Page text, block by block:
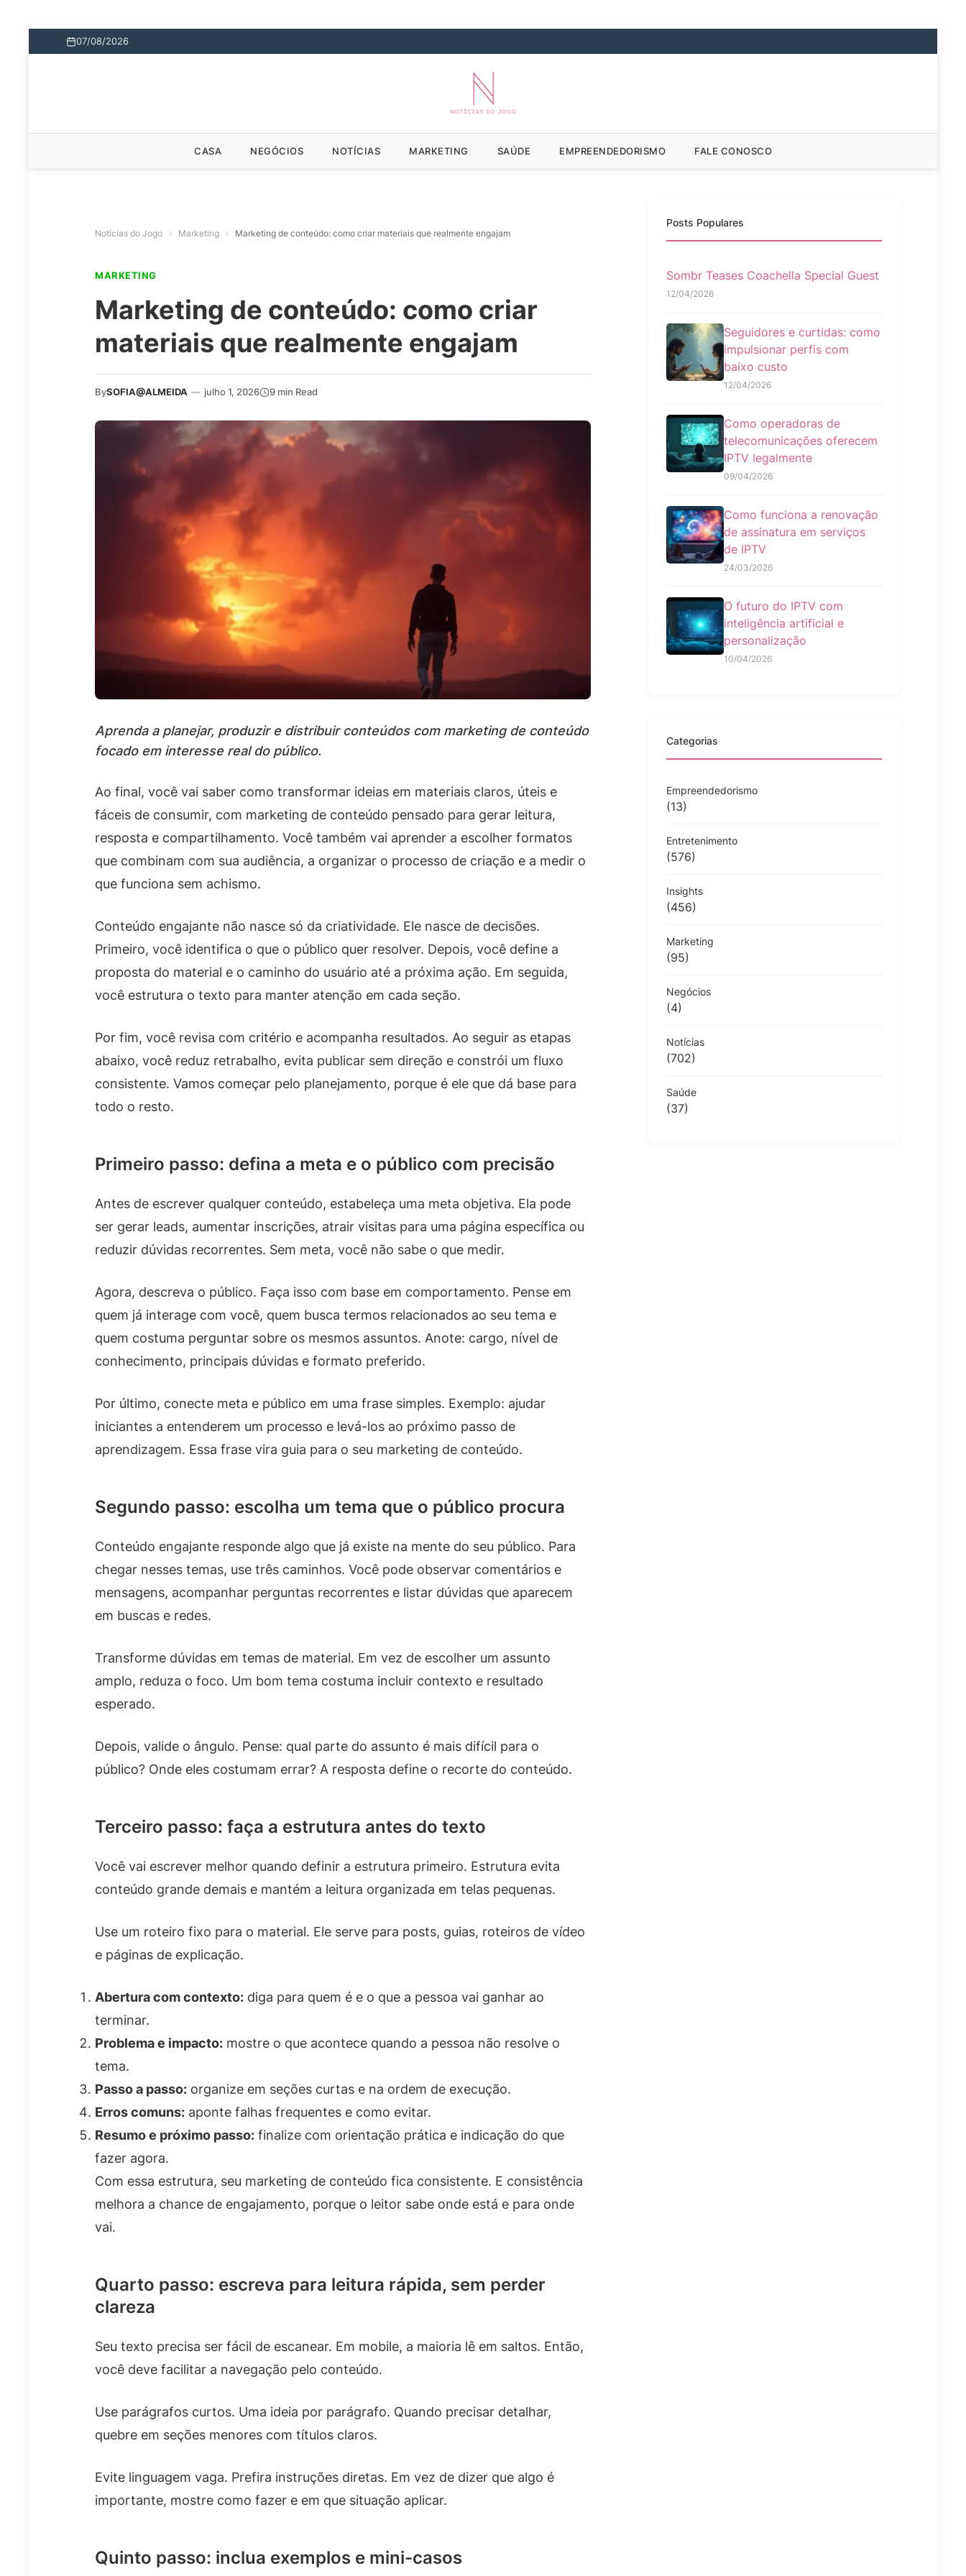
07/08/2026
CASA NEGÓCIOS NOTÍCIAS MARKETING SAÚDE EMPREENDEDORISMO FALE CONOSCO
Notícias do Jogo » Marketing » Marketing de conteúdo: como criar materiais que realmente engajam
MARKETING
Marketing de conteúdo: como criar
materiais que realmente engajam
BySOFIA@ALMEIDA — julho 1, 2026 9 min Read
Aprenda a planejar, produzir e distribuir conteúdos com marketing de conteúdo
focado em interesse real do público.
Ao final, você vai saber como transformar ideias em materiais claros, úteis e
fáceis de consumir, com marketing de conteúdo pensado para gerar leitura,
resposta e compartilhamento. Você também vai aprender a escolher formatos
que combinam com sua audiência, a organizar o processo de criação e a medir o
que funciona sem achismo.
Conteúdo engajante não nasce só da criatividade. Ele nasce de decisões.
Primeiro, você identifica o que o público quer resolver. Depois, você define a
proposta do material e o caminho do usuário até a próxima ação. Em seguida,
você estrutura o texto para manter atenção em cada seção.
Por fim, você revisa com critério e acompanha resultados. Ao seguir as etapas
abaixo, você reduz retrabalho, evita publicar sem direção e constrói um fluxo
consistente. Vamos começar pelo planejamento, porque é ele que dá base para
todo o resto.
Primeiro passo: defina a meta e o público com precisão
Antes de escrever qualquer conteúdo, estabeleça uma meta objetiva. Ela pode
ser gerar leads, aumentar inscrições, atrair visitas para uma página específica ou
reduzir dúvidas recorrentes. Sem meta, você não sabe o que medir.
Agora, descreva o público. Faça isso com base em comportamento. Pense em
quem já interage com você, quem busca termos relacionados ao seu tema e
quem costuma perguntar sobre os mesmos assuntos. Anote: cargo, nível de
conhecimento, principais dúvidas e formato preferido.
Por último, conecte meta e público em uma frase simples. Exemplo: ajudar
iniciantes a entenderem um processo e levá-los ao próximo passo de
aprendizagem. Essa frase vira guia para o seu marketing de conteúdo.
Segundo passo: escolha um tema que o público procura
Conteúdo engajante responde algo que já existe na mente do seu público. Para
chegar nesses temas, use três caminhos. Você pode observar comentários e
mensagens, acompanhar perguntas recorrentes e listar dúvidas que aparecem
em buscas e redes.
Transforme dúvidas em temas de material. Em vez de escolher um assunto
amplo, reduza o foco. Um bom tema costuma incluir contexto e resultado
esperado.
Depois, valide o ângulo. Pense: qual parte do assunto é mais difícil para o
público? Onde eles costumam errar? A resposta define o recorte do conteúdo.
Terceiro passo: faça a estrutura antes do texto
Você vai escrever melhor quando definir a estrutura primeiro. Estrutura evita
conteúdo grande demais e mantém a leitura organizada em telas pequenas.
Use um roteiro fixo para o material. Ele serve para posts, guias, roteiros de vídeo
e páginas de explicação.
Abertura com contexto: diga para quem é e o que a pessoa vai ganhar ao
terminar.
Problema e impacto: mostre o que acontece quando a pessoa não resolve o
tema.
Passo a passo: organize em seções curtas e na ordem de execução.
Erros comuns: aponte falhas frequentes e como evitar.
Resumo e próximo passo: finalize com orientação prática e indicação do que
fazer agora.
Com essa estrutura, seu marketing de conteúdo fica consistente. E consistência
melhora a chance de engajamento, porque o leitor sabe onde está e para onde
vai.
Quarto passo: escreva para leitura rápida, sem perder
clareza
Seu texto precisa ser fácil de escanear. Em mobile, a maioria lê em saltos. Então,
você deve facilitar a navegação pelo conteúdo.
Use parágrafos curtos. Uma ideia por parágrafo. Quando precisar detalhar,
quebre em seções menores com títulos claros.
Evite linguagem vaga. Prefira instruções diretas. Em vez de dizer que algo é
importante, mostre como fazer e em que situação aplicar.
Quinto passo: inclua exemplos e mini-casos
Posts Populares
Sombr Teases Coachella Special Guest
12/04/2026
Seguidores e curtidas: como
impulsionar perfis com
baixo custo
12/04/2026
Como operadoras de
telecomunicações oferecem
IPTV legalmente
09/04/2026
Como funciona a renovação
de assinatura em serviços
de IPTV
24/03/2026
O futuro do IPTV com
inteligência artificial e
personalização
10/04/2026
Categorias
Empreendedorismo
(13)
Entretenimento
(576)
Insights
(456)
Marketing
(95)
Negócios
(4)
Notícias
(702)
Saúde
(37)